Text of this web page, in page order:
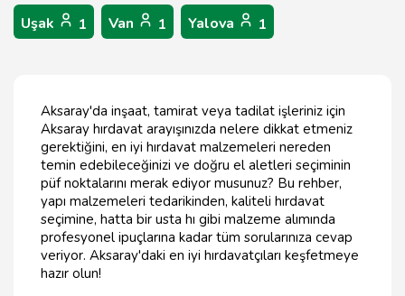
Uşak 1 Van 1 Yalova 1
Aksaray'da inşaat, tamirat veya tadilat işleriniz için
Aksaray hırdavat arayışınızda nelere dikkat etmeniz
gerektiğini, en iyi hırdavat malzemeleri nereden
temin edebileceğinizi ve doğru el aletleri seçiminin
püf noktalarını merak ediyor musunuz? Bu rehber,
yapı malzemeleri tedarikinden, kaliteli hırdavat
seçimine, hatta bir usta hı gibi malzeme alımında
profesyonel ipuçlarına kadar tüm sorularınıza cevap
veriyor. Aksaray'daki en iyi hırdavatçıları keşfetmeye
hazır olun!